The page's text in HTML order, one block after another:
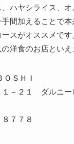
ハヤシライス、
間加えることで
スがオススメです
洋食のお店とい
ＳＨＩ
１－２１ ダルニー
７７８